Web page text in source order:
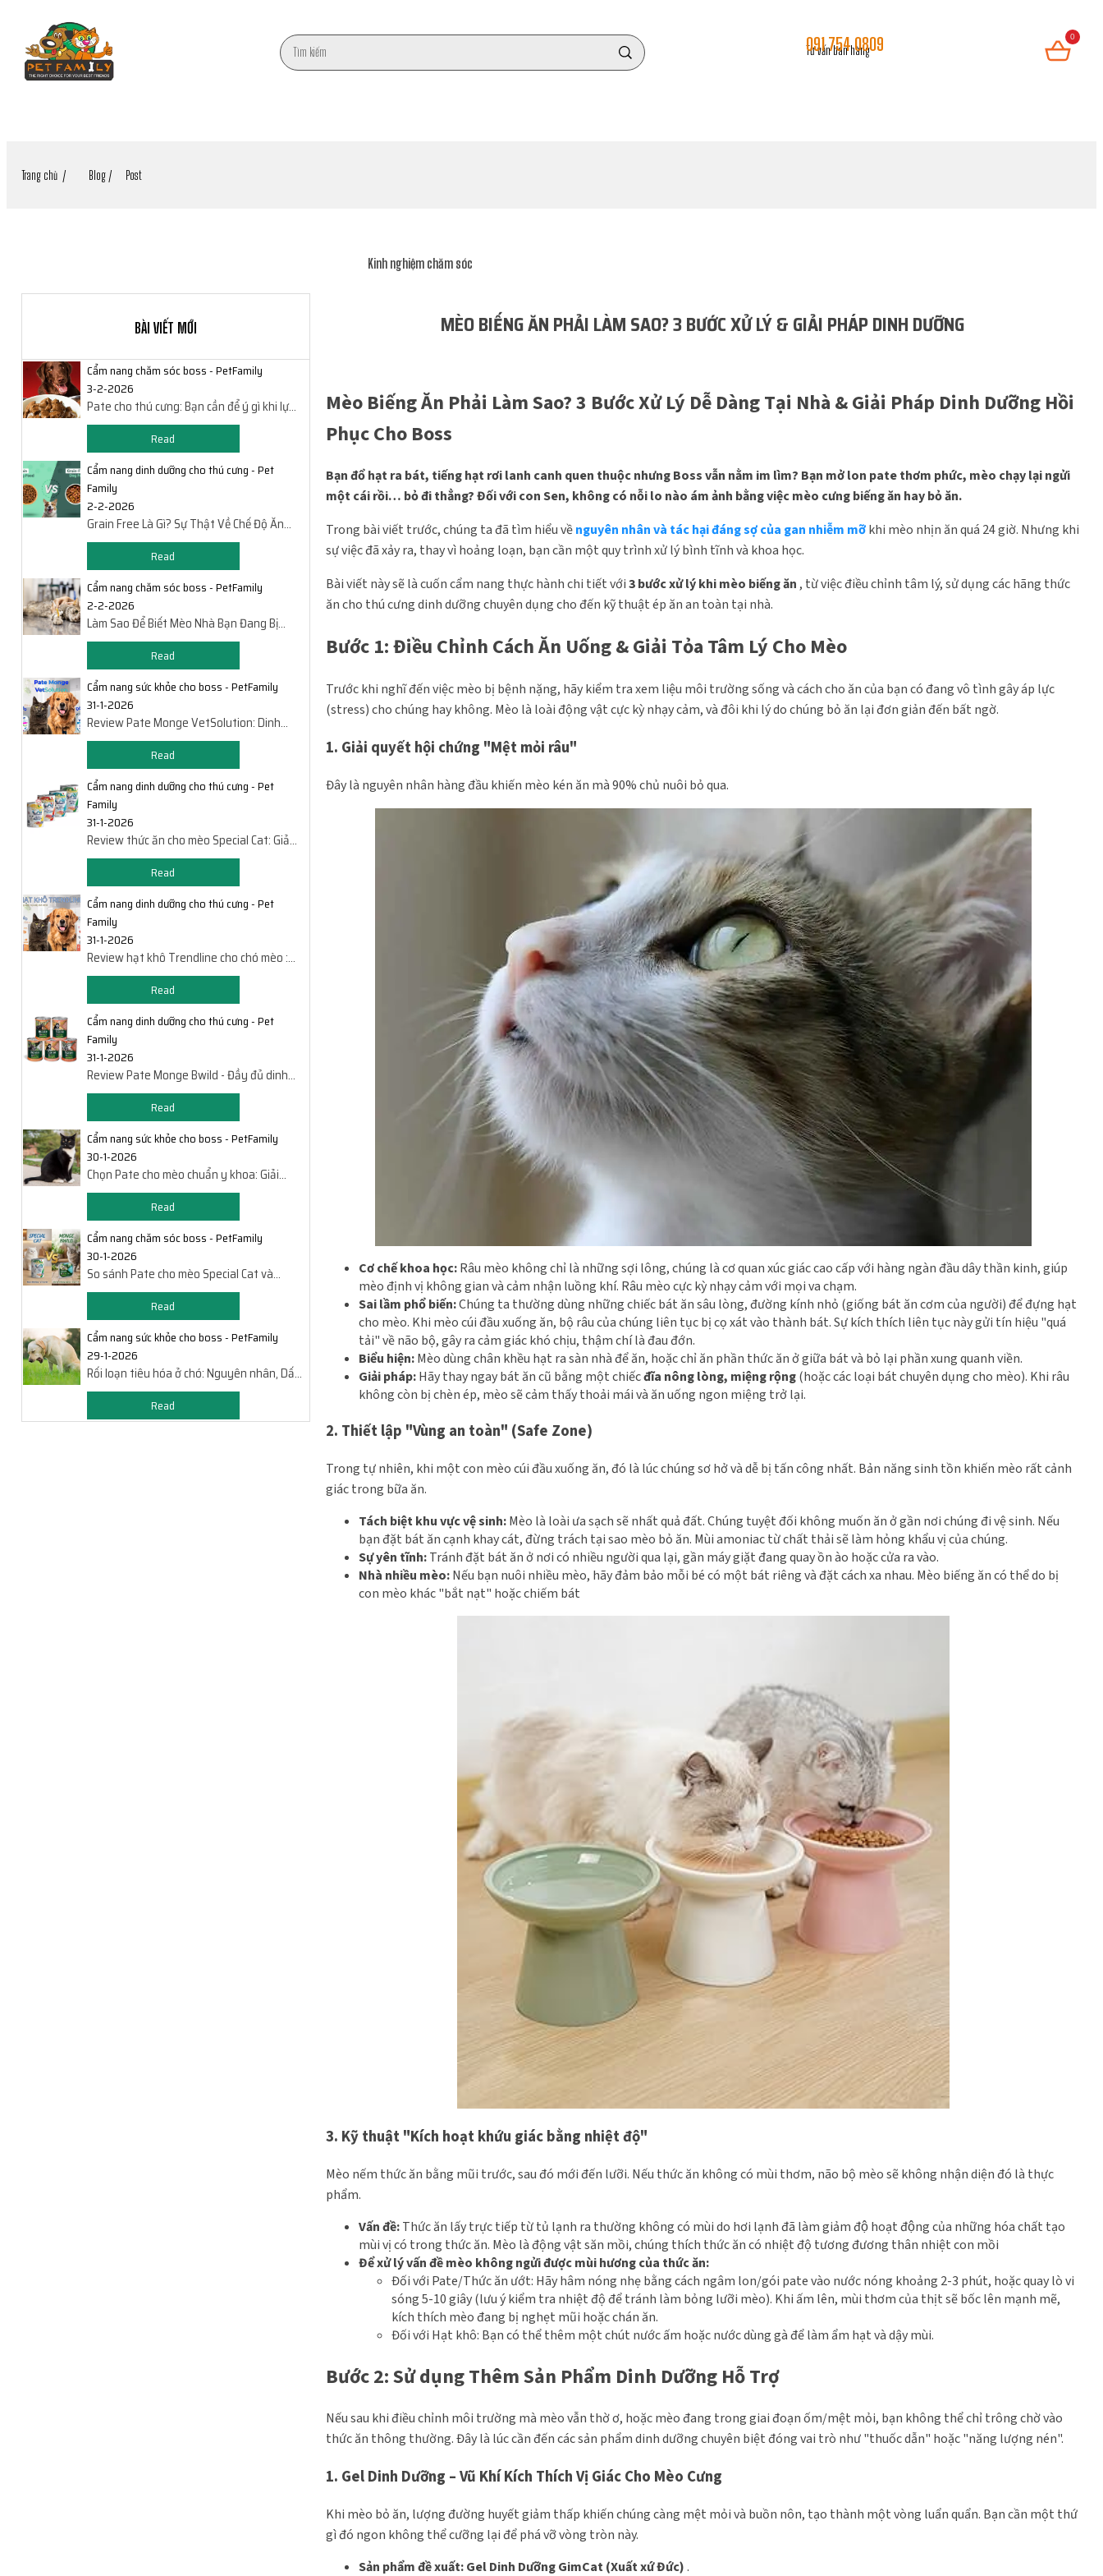
0
Tư vấn bán hàng
091 754 0809
Trang chủ / Blog / Post
Cẩm nang chăm sóc boss - PetFamily
3-2-2026
Pate cho thú cưng: Bạn cần để ý gì khi lựa
chọn pate cho chó, mèo?
Read
Cẩm nang dinh dưỡng cho thú cưng - Pet
Family
2-2-2026
Grain Free Là Gì? Sự Thật Về Chế Độ Ăn
Không Ngũ Cốc Của Chó Mèo
Read
Cẩm nang chăm sóc boss - PetFamily
2-2-2026
Làm Sao Để Biết Mèo Nhà Bạn Đang Bị
Bệnh? 8 Dấu Hiệu Dễ Phát Hiện
Read
Cẩm nang sức khỏe cho boss - PetFamily
31-1-2026
Review Pate Monge VetSolution: Dinh
dưỡng cho thú cưng bị bệnh
Read
Cẩm nang dinh dưỡng cho thú cưng - Pet
Family
31-1-2026
Review thức ăn cho mèo Special Cat: Giảm
mùi hôi &ngừa sỏi thận
Read
Cẩm nang dinh dưỡng cho thú cưng - Pet
Family
31-1-2026
Review hạt khô Trendline cho chó mèo :
dinh dưỡng cao - giá hạt dẻ
Read
Cẩm nang dinh dưỡng cho thú cưng - Pet
Family
31-1-2026
Review Pate Monge Bwild - Đầy đủ dinh
dưỡng cho thú cưng nhà bạn
Read
Cẩm nang sức khỏe cho boss - PetFamily
30-1-2026
Chọn Pate cho mèo chuẩn y khoa: Giải
pháp dinh dưỡng theo thể trạng
Read
Cẩm nang chăm sóc boss - PetFamily
30-1-2026
So sánh Pate cho mèo Special Cat và
Monge BWild: Bên nào chất hơn?
Read
Cẩm nang sức khỏe cho boss - PetFamily
29-1-2026
Rối loạn tiêu hóa ở chó: Nguyên nhân, Dấu
hiệu và Cách xử lý
Read
BÀI VIẾT MỚI
Kinh nghiệm chăm sóc
MÈO BIẾNG ĂN PHẢI LÀM SAO? 3 BƯỚC XỬ LÝ & GIẢI PHÁP DINH DƯỠNG
Mèo Biếng Ăn Phải Làm Sao? 3 Bước Xử Lý Dễ Dàng Tại Nhà & Giải Pháp Dinh Dưỡng Hồi
Phục Cho Boss
Bạn đổ hạt ra bát, tiếng hạt rơi lanh canh quen thuộc nhưng Boss vẫn nằm im lìm? Bạn mở lon pate thơm phức, mèo chạy lại ngửi
một cái rồi… bỏ đi thẳng? Đối với con Sen, không có nỗi lo nào ám ảnh bằng việc mèo cưng biếng ăn hay bỏ ăn.
Trong bài viết trước, chúng ta đã tìm hiểu vềnguyên nhân và tác hại đáng sợ của gan nhiễm mỡkhi mèo nhịn ăn quá 24 giờ. Nhưng khi
sự việc đã xảy ra, thay vì hoảng loạn, bạn cần một quy trình xử lý bình tĩnh và khoa học.
Bài viết này sẽ là cuốn cẩm nang thực hành chi tiết với3 bước xử lý khi mèo biếng ăn, từ việc điều chỉnh tâm lý, sử dụng các hãng thức
ăn cho thú cưng dinh dưỡng chuyên dụng cho đến kỹ thuật ép ăn an toàn tại nhà.
Bước 1: Điều Chỉnh Cách Ăn Uống & Giải Tỏa Tâm Lý Cho Mèo
Trước khi nghĩ đến việc mèo bị bệnh nặng, hãy kiểm tra xem liệu môi trường sống và cách cho ăn của bạn có đang vô tình gây áp lực
(stress) cho chúng hay không. Mèo là loài động vật cực kỳ nhạy cảm, và đôi khi lý do chúng bỏ ăn lại đơn giản đến bất ngờ.
1. Giải quyết hội chứng "Mệt mỏi râu"
Đây là nguyên nhân hàng đầu khiến mèo kén ăn mà 90% chủ nuôi bỏ qua.
Cơ chế khoa học:Râu mèo không chỉ là những sợi lông, chúng là cơ quan xúc giác cao cấp với hàng ngàn đầu dây thần kinh, giúp
mèo định vị không gian và cảm nhận luồng khí. Râu mèo cực kỳ nhạy cảm với mọi va chạm.
Sai lầm phổ biến:Chúng ta thường dùng những chiếc bát ăn sâu lòng, đường kính nhỏ (giống bát ăn cơm của người) để đựng hạt
cho mèo. Khi mèo cúi đầu xuống ăn, bộ râu của chúng liên tục bị cọ xát vào thành bát. Sự kích thích liên tục này gửi tín hiệu "quá
tải" về não bộ, gây ra cảm giác khó chịu, thậm chí là đau đớn.
Biểu hiện:Mèo dùng chân khều hạt ra sàn nhà để ăn, hoặc chỉ ăn phần thức ăn ở giữa bát và bỏ lại phần xung quanh viền.
Giải pháp:Hãy thay ngay bát ăn cũ bằng một chiếcđĩa nông lòng, miệng rộng(hoặc các loại bát chuyên dụng cho mèo). Khi râu
không còn bị chèn ép, mèo sẽ cảm thấy thoải mái và ăn uống ngon miệng trở lại.
2. Thiết lập "Vùng an toàn" (Safe Zone)
Trong tự nhiên, khi một con mèo cúi đầu xuống ăn, đó là lúc chúng sơ hở và dễ bị tấn công nhất. Bản năng sinh tồn khiến mèo rất cảnh
giác trong bữa ăn.
Tách biệt khu vực vệ sinh:Mèo là loài ưa sạch sẽ nhất quả đất. Chúng tuyệt đối không muốn ăn ở gần nơi chúng đi vệ sinh. Nếu
bạn đặt bát ăn cạnh khay cát, đừng trách tại sao mèo bỏ ăn. Mùi amoniac từ chất thải sẽ làm hỏng khẩu vị của chúng.
Sự yên tĩnh:Tránh đặt bát ăn ở nơi có nhiều người qua lại, gần máy giặt đang quay ồn ào hoặc cửa ra vào.
Nhà nhiều mèo:Nếu bạn nuôi nhiều mèo, hãy đảm bảo mỗi bé có một bát riêng và đặt cách xa nhau. Mèo biếng ăn có thể do bị
con mèo khác "bắt nạt" hoặc chiếm bát
3. Kỹ thuật "Kích hoạt khứu giác bằng nhiệt độ"
Mèo nếm thức ăn bằng mũi trước, sau đó mới đến lưỡi. Nếu thức ăn không có mùi thơm, não bộ mèo sẽ không nhận diện đó là thực
phẩm.
Vấn đề:Thức ăn lấy trực tiếp từ tủ lạnh ra thường không có mùi do hơi lạnh đã làm giảm độ hoạt động của những hóa chất tạo
mùi vị có trong thức ăn. Mèo là động vật săn mồi, chúng thích thức ăn có nhiệt độ tương đương thân nhiệt con mồi
Để xử lý vấn đề mèo không ngửi được mùi hương của thức ăn:
Đối với Pate/Thức ăn ướt: Hãy hâm nóng nhẹ bằng cách ngâm lon/gói pate vào nước nóng khoảng 2-3 phút, hoặc quay lò vi
sóng 5-10 giây (lưu ý kiểm tra nhiệt độ để tránh làm bỏng lưỡi mèo). Khi ấm lên, mùi thơm của thịt sẽ bốc lên mạnh mẽ,
kích thích mèo đang bị nghẹt mũi hoặc chán ăn.
Đối với Hạt khô: Bạn có thể thêm một chút nước ấm hoặc nước dùng gà để làm ẩm hạt và dậy mùi.
Bước 2: Sử dụng Thêm Sản Phẩm Dinh Dưỡng Hỗ Trợ
Nếu sau khi điều chỉnh môi trường mà mèo vẫn thờ ơ, hoặc mèo đang trong giai đoạn ốm/mệt mỏi, bạn không thể chỉ trông chờ vào
thức ăn thông thường. Đây là lúc cần đến các sản phẩm dinh dưỡng chuyên biệt đóng vai trò như "thuốc dẫn" hoặc "năng lượng nén".
1. Gel Dinh Dưỡng – Vũ Khí Kích Thích Vị Giác Cho Mèo Cưng
Khi mèo bỏ ăn, lượng đường huyết giảm thấp khiến chúng càng mệt mỏi và buồn nôn, tạo thành một vòng luẩn quẩn. Bạn cần một thứ
gì đó ngon không thể cưỡng lại để phá vỡ vòng tròn này.
Sản phẩm đề xuất:Gel Dinh Dưỡng GimCat (Xuất xứ Đức) .